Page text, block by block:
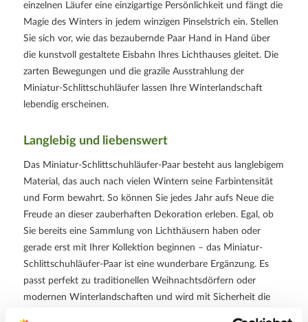
einzelnen Läufer eine einzigartige Persönlichkeit und fängt die
Magie des Winters in jedem winzigen Pinselstrich ein. Stellen
Sie sich vor, wie das bezaubernde Paar Hand in Hand über
die kunstvoll gestaltete Eisbahn Ihres Lichthauses gleitet. Die
zarten Bewegungen und die grazile Ausstrahlung der
Miniatur-Schlittschuhläufer lassen Ihre Winterlandschaft
lebendig erscheinen.
Langlebig und liebenswert
Das Miniatur-Schlittschuhläufer-Paar besteht aus langlebigem
Material, das auch nach vielen Wintern seine Farbintensität
und Form bewahrt. So können Sie jedes Jahr aufs Neue die
Freude an dieser zauberhaften Dekoration erleben. Egal, ob
Sie bereits eine Sammlung von Lichthäusern haben oder
gerade erst mit Ihrer Kollektion beginnen – das Miniatur-
Schlittschuhläufer-Paar ist eine wunderbare Ergänzung. Es
passt perfekt zu traditionellen Weihnachtsdörfern oder
modernen Winterlandschaften und wird mit Sicherheit die